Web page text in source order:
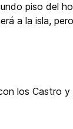
piso del
a la isla,
los Castro